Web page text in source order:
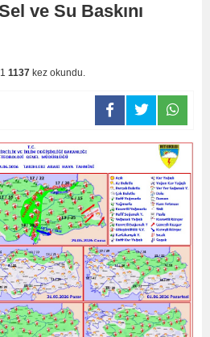
ve Su Baskını
1137 kez okundu.